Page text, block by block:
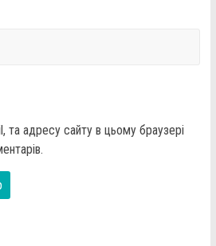
та адресу сайту в цьому браузері